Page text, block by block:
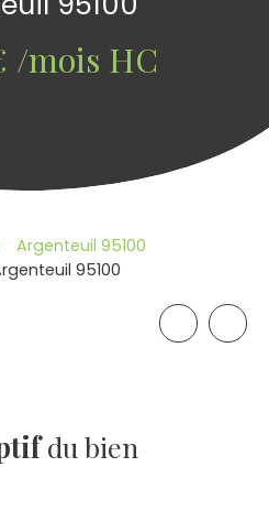
/mois HC
Argenteuil 95100
95100
du bien